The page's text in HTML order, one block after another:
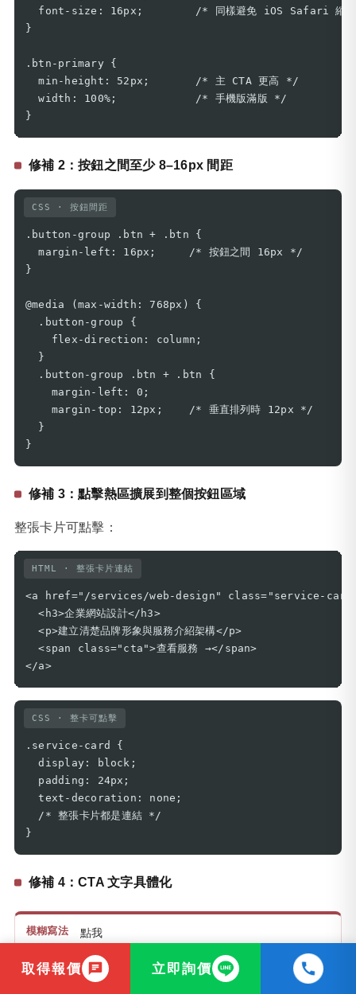
取得報價 立即詢價
font-size: 16px;        /* 同樣避免 iOS Safari 縮
}
.btn-primary {
  min-height: 52px;       /* 主 CTA 更高 */
  width: 100%;            /* 手機版滿版 */
}
修補 2：按鈕之間至少 8–16px 間距
CSS · 按鈕間距
.button-group .btn + .btn {
  margin-left: 16px;     /* 按鈕之間 16px */
}
@media (max-width: 768px) {
  .button-group {
    flex-direction: column;
  }
  .button-group .btn + .btn {
    margin-left: 0;
    margin-top: 12px;    /* 垂直排列時 12px */
  }
}
修補 3：點擊熱區擴展到整個按鈕區域
整張卡片可點擊：
HTML · 整張卡片連結
<a href="/services/web-design" class="service-
  <h3>企業網站設計</h3>
  <p>建立清楚品牌形象與服務介紹架構</p>
  <span class="cta">查看服務 →</span>
</a>
CSS · 整卡可點擊
.service-card {
  display: block;
  padding: 24px;
  text-decoration: none;
  /* 整張卡片都是連結 */
}
修補 4：CTA 文字具體化
點我
查看服務內容